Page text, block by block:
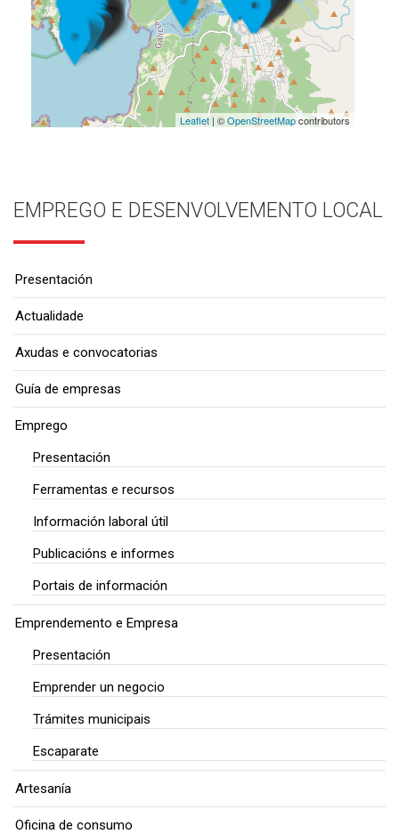
Leaflet| ©OpenStreetMapcontributors
EMPREGO E DESENVOLVEMENTO LOCAL
Presentación
Actualidade
Axudas e convocatorias
Guía de empresas
Emprego
Presentación
Ferramentas e recursos
Información laboral útil
Publicacións e informes
Portais de información
Emprendemento e Empresa
Presentación
Emprender un negocio
Trámites municipais
Escaparate
Artesanía
Oficina de consumo